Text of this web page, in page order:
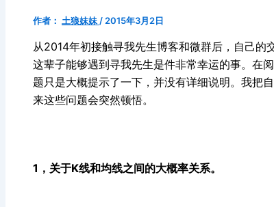
作者： 土狼妹妹 / 2015年3月2日
从2014年初接触寻我先生博客和微群后，自己
这辈子能够遇到寻我先生是件非常幸运的事。在
题只是大概提示了一下，并没有详细说明。我把
来这些问题会突然顿悟。
1，关于K线和均线之间的大概率关系。